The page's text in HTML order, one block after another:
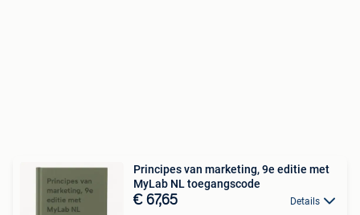
Principes van marketing, 9e editie met
MyLab NL toegangscode
€ 67,65 Details